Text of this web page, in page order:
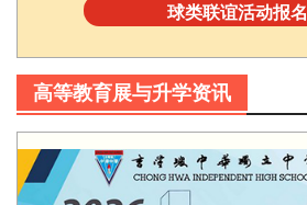
球类联谊活动报名
高等教育展与升学资讯